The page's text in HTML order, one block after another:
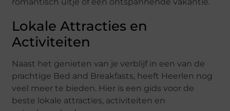
romantisch uitje of een ontspannende vakantie.
Lokale Attracties en
Activiteiten
Naast het genieten van je verblijf in een van de
prachtige Bed and Breakfasts, heeft Heerlen nog
veel meer te bieden. Hier is een gids voor de
beste lokale attracties, activiteiten en